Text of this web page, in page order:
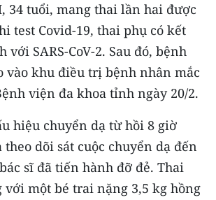
SÂU
NAM
OCOP - MỖI XÃ
34 tuổi, mang thai lần hai được
test Covid-19, thai phụ có kết
SARS-CoV-2. Sau đó, bệnh
vào khu điều trị bệnh nhân mắc
viện đa khoa tỉnh ngày 20/2.
hiệu chuyển dạ từ hồi 8 giờ
theo dõi sát cuộc chuyển dạ đến
sĩ đã tiến hành đỡ đẻ. Thai
với một bé trai nặng 3,5 kg hồng